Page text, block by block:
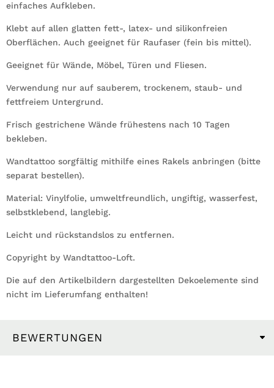
einfaches Aufkleben.
Klebt auf allen glatten fett-, latex- und silikonfreien
Oberflächen. Auch geeignet für Raufaser (fein bis mittel).
Geeignet für Wände, Möbel, Türen und Fliesen.
Verwendung nur auf sauberem, trockenem, staub- und
fettfreiem Untergrund.
Frisch gestrichene Wände frühestens nach 10 Tagen
bekleben.
Wandtattoo sorgfältig mithilfe eines Rakels anbringen (bitte
separat bestellen).
Material: Vinylfolie, umweltfreundlich, ungiftig, wasserfest,
selbstklebend, langlebig.
Leicht und rückstandslos zu entfernen.
Copyright by Wandtattoo-Loft.
Die auf den Artikelbildern dargestellten Dekoelemente sind
nicht im Lieferumfang enthalten!
BEWERTUNGEN